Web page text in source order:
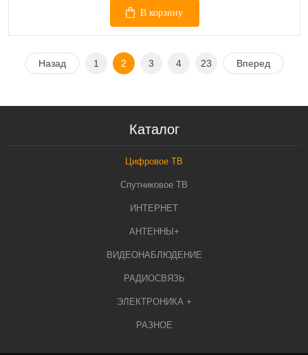
В корзину
Назад 1 2 3 4 23 Вперед
Каталог
Цифровое ТВ
Спутниковое ТВ
ИНТЕРНЕТ
АНТЕННЫ+
ВИДЕОНАБЛЮДЕНИЕ
РАДИОСВЯЗЬ
ЭЛЕКТРОНИКА +
РАЗНОЕ